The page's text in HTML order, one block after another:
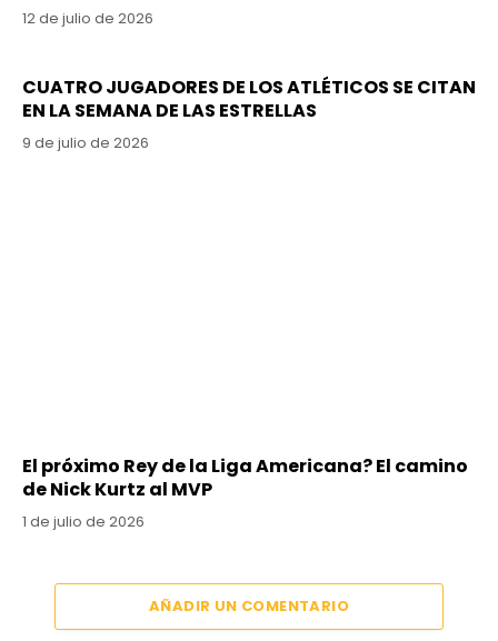
12 de julio de 2026
CUATRO JUGADORES DE LOS ATLÉTICOS SE CITAN
EN LA SEMANA DE LAS ESTRELLAS
9 de julio de 2026
El próximo Rey de la Liga Americana? El camino
de Nick Kurtz al MVP
1 de julio de 2026
AÑADIR UN COMENTARIO